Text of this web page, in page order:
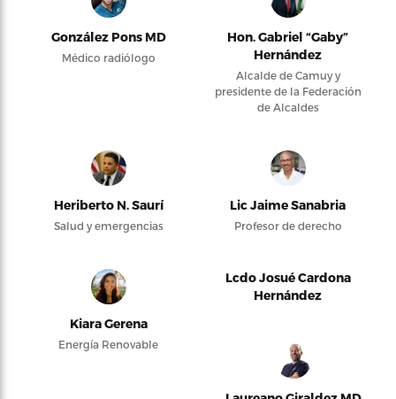
González Pons MD
Médico radiólogo
Hon. Gabriel “Gaby”
Hernández
Alcalde de Camuy y
presidente de la Federación
de Alcaldes
Heriberto N. Saurí
Salud y emergencias
Lic Jaime Sanabria
Profesor de derecho
Kiara Gerena
Energía Renovable
Lcdo Josué Cardona
Hernández